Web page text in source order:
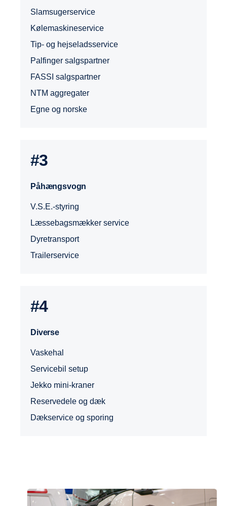
Slamsugerservice
Kølemaskineservice
Tip- og hejseladsservice
Palfinger salgspartner
FASSI salgspartner
NTM aggregater
Egne og norske
#3
Påhængsvogn
V.S.E.-styring
Læssebagsmækker service
Dyretransport
Trailerservice
#4
Diverse
Vaskehal
Servicebil setup
Jekko mini-kraner
Reservedele og dæk
Dækservice og sporing